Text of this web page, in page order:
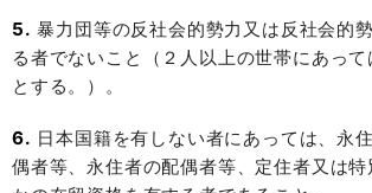
5. 暴力団等の反社会的勢力又は反社会的
る者でないこと（２人以上の世帯にあっ
とする。）。
6. 日本国籍を有しない者にあっては、永
偶者等、永住者の配偶者等、定住者又は